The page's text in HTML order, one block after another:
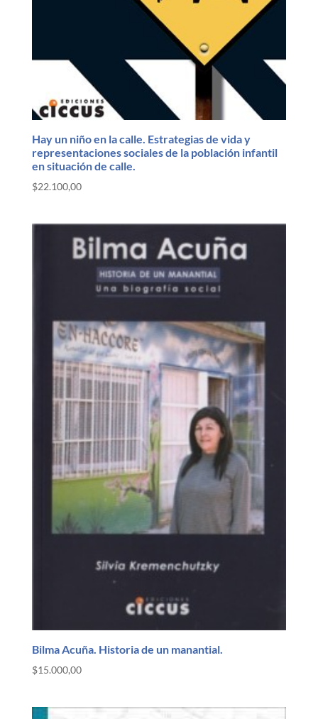
Hay un niño en la calle. Estrategias de vida y
representaciones sociales de la población infantil
en situación de calle.
$22.100,00
Bilma Acuña. Historia de un manantial.
$15.000,00